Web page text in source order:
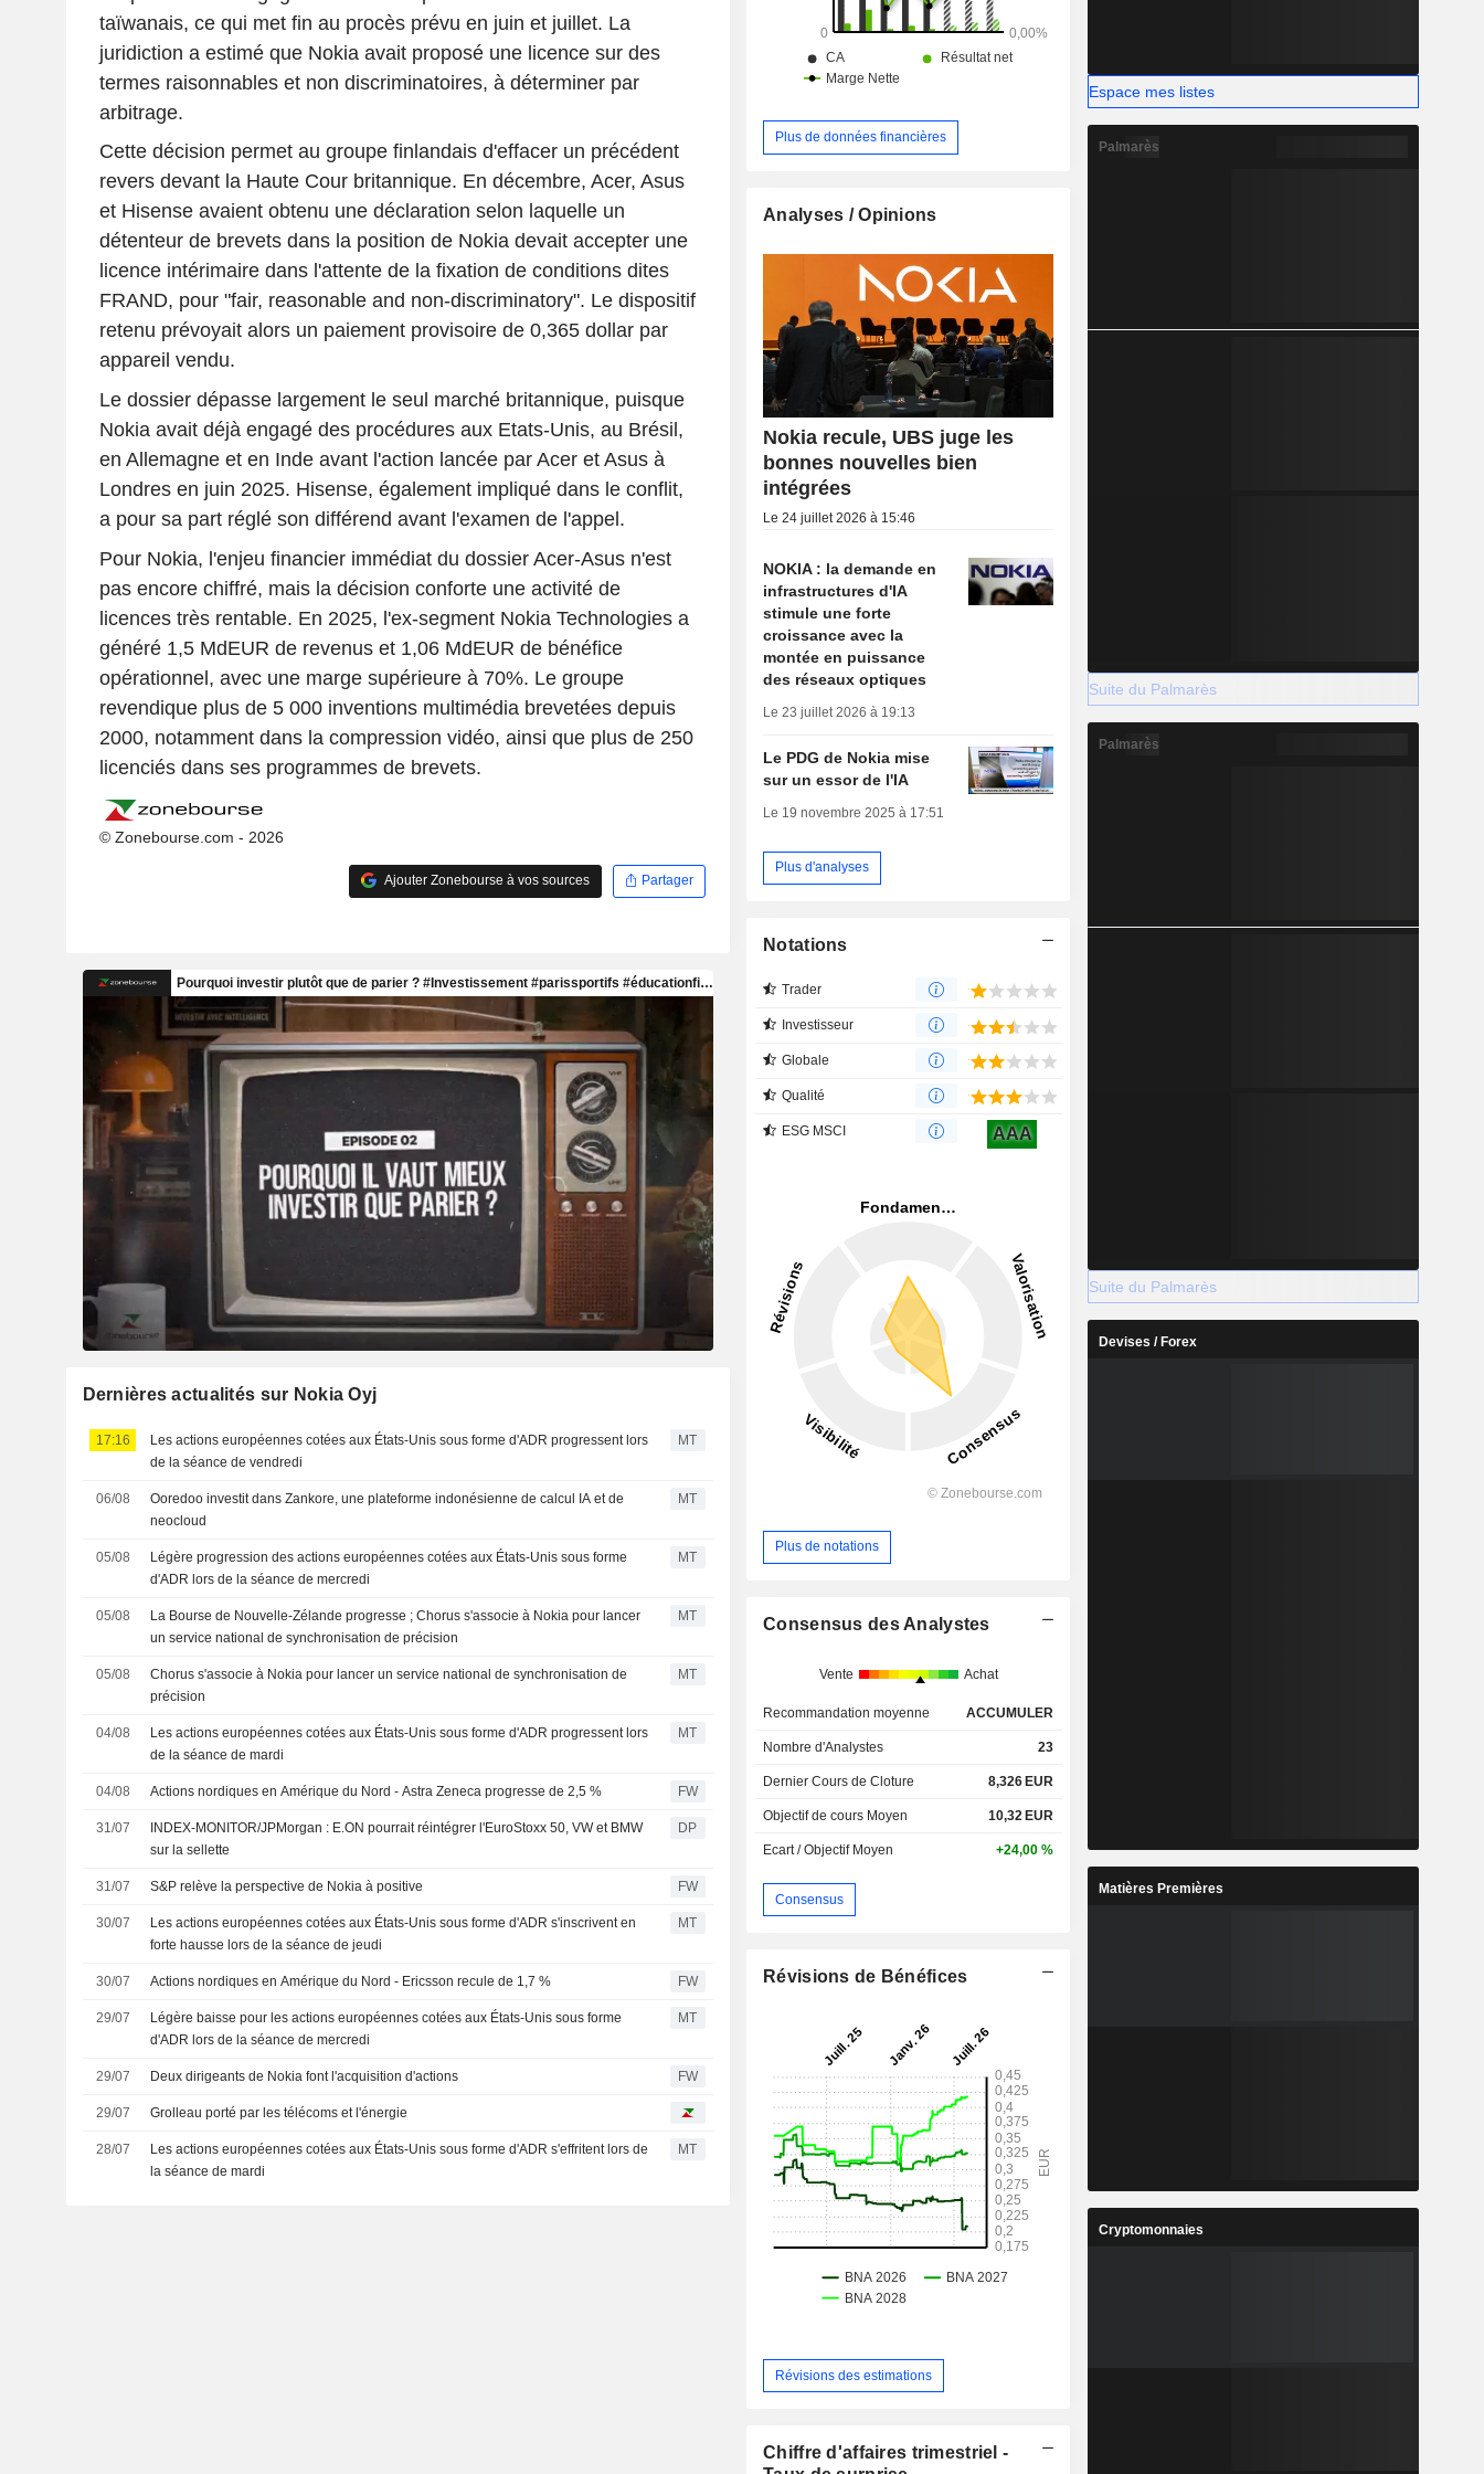
taïwanais, ce qui met fin au procès prévu en juin et juillet. La
juridiction a estimé que Nokia avait proposé une licence sur des
termes raisonnables et non discriminatoires, à déterminer par
arbitrage.
Cette décision permet au groupe finlandais d'effacer un précédent
revers devant la Haute Cour britannique. En décembre, Acer, Asus
et Hisense avaient obtenu une déclaration selon laquelle un
détenteur de brevets dans la position de Nokia devait accepter une
licence intérimaire dans l'attente de la fixation de conditions dites
FRAND, pour "fair, reasonable and non-discriminatory". Le dispositif
retenu prévoyait alors un paiement provisoire de 0,365 dollar par
appareil vendu.
Le dossier dépasse largement le seul marché britannique, puisque
Nokia avait déjà engagé des procédures aux Etats-Unis, au Brésil,
en Allemagne et en Inde avant l'action lancée par Acer et Asus à
Londres en juin 2025. Hisense, également impliqué dans le conflit,
a pour sa part réglé son différend avant l'examen de l'appel.
Pour Nokia, l'enjeu financier immédiat du dossier Acer-Asus n'est
pas encore chiffré, mais la décision conforte une activité de
licences très rentable. En 2025, l'ex-segment Nokia Technologies a
généré 1,5 MdEUR de revenus et 1,06 MdEUR de bénéfice
opérationnel, avec une marge supérieure à 70%. Le groupe
revendique plus de 5 000 inventions multimédia brevetées depuis
2000, notamment dans la compression vidéo, ainsi que plus de 250
licenciés dans ses programmes de brevets.
© Zonebourse.com - 2026
Ajouter Zonebourse à vos sources Partager
Dernières actualités sur Nokia Oyj
17:16
Les actions européennes cotées aux États-Unis sous forme d'ADR progressent lors
de la séance de vendredi
MT
06/08
Ooredoo investit dans Zankore, une plateforme indonésienne de calcul IA et de
neocloud
MT
05/08
Légère progression des actions européennes cotées aux États-Unis sous forme
d'ADR lors de la séance de mercredi
MT
05/08
La Bourse de Nouvelle-Zélande progresse ; Chorus s'associe à Nokia pour lancer
un service national de synchronisation de précision
MT
05/08
Chorus s'associe à Nokia pour lancer un service national de synchronisation de
précision
MT
04/08
Les actions européennes cotées aux États-Unis sous forme d'ADR progressent lors
de la séance de mardi
MT
04/08 Actions nordiques en Amérique du Nord - Astra Zeneca progresse de 2,5 % FW
31/07
INDEX-MONITOR/JPMorgan : E.ON pourrait réintégrer l'EuroStoxx 50, VW et BMW
sur la sellette
DP
31/07 S&P relève la perspective de Nokia à positive FW
30/07
Les actions européennes cotées aux États-Unis sous forme d'ADR s'inscrivent en
forte hausse lors de la séance de jeudi
MT
30/07 Actions nordiques en Amérique du Nord - Ericsson recule de 1,7 % FW
29/07
Légère baisse pour les actions européennes cotées aux États-Unis sous forme
d'ADR lors de la séance de mercredi
MT
29/07 Deux dirigeants de Nokia font l'acquisition d'actions FW
29/07 Grolleau porté par les télécoms et l'énergie
28/07
Les actions européennes cotées aux États-Unis sous forme d'ADR s'effritent lors de
la séance de mardi
MT
Plus de données financières
Analyses / Opinions
Nokia recule, UBS juge les
bonnes nouvelles bien
intégrées
Le 24 juillet 2026 à 15:46
NOKIA : la demande en
infrastructures d'IA
stimule une forte
croissance avec la
montée en puissance
des réseaux optiques
Le 23 juillet 2026 à 19:13
Le PDG de Nokia mise
sur un essor de l'IA
Le 19 novembre 2025 à 17:51
Plus d'analyses
Notations
Trader
Investisseur
Globale
Qualité
ESG MSCI AAA
Plus de notations
Consensus des Analystes
Vente Achat
Recommandation moyenne ACCUMULER
Nombre d'Analystes 23
Dernier Cours de Cloture 8,326 EUR
Objectif de cours Moyen 10,32 EUR
Ecart / Objectif Moyen +24,00 %
Consensus
Révisions de Bénéfices
Révisions des estimations
Chiffre d'affaires trimestriel -
Espace mes listes
Palmarès
Suite du Palmarès
Palmarès
Suite du Palmarès
Devises / Forex
Matières Premières
Cryptomonnaies